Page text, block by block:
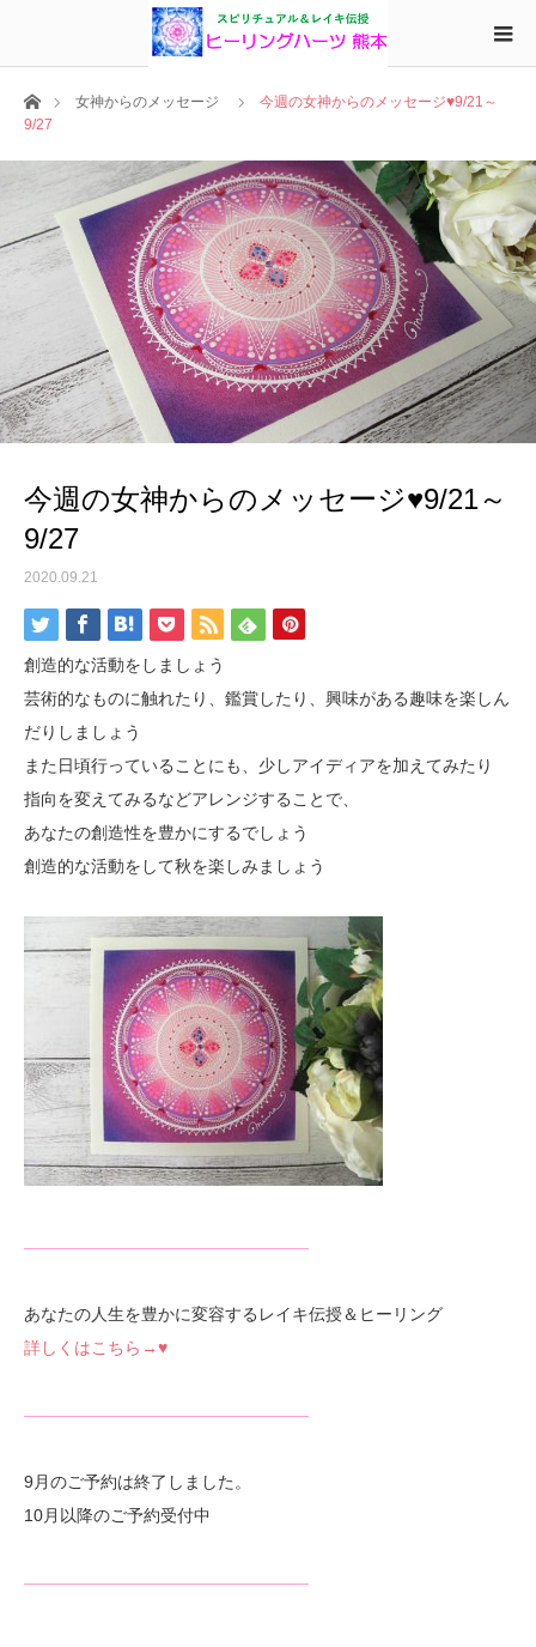
ホーム女神からのメッセージ
今週の女神からのメッセージ♥9/21～
9/27
今週の女神からのメッセージ♥9/21～
9/27
2020.09.21
創造的な活動をしましょう
芸術的なものに触れたり、鑑賞したり、興味がある趣味を楽しん
だりしましょう
また日頃行っていることにも、少しアイディアを加えてみたり
指向を変えてみるなどアレンジすることで、
あなたの創造性を豊かにするでしょう
創造的な活動をして秋を楽しみましょう
—————————————————
あなたの人生を豊かに変容するレイキ伝授＆ヒーリング
詳しくはこちら→♥
—————————————————
9月のご予約は終了しました。
10月以降のご予約受付中
—————————————————